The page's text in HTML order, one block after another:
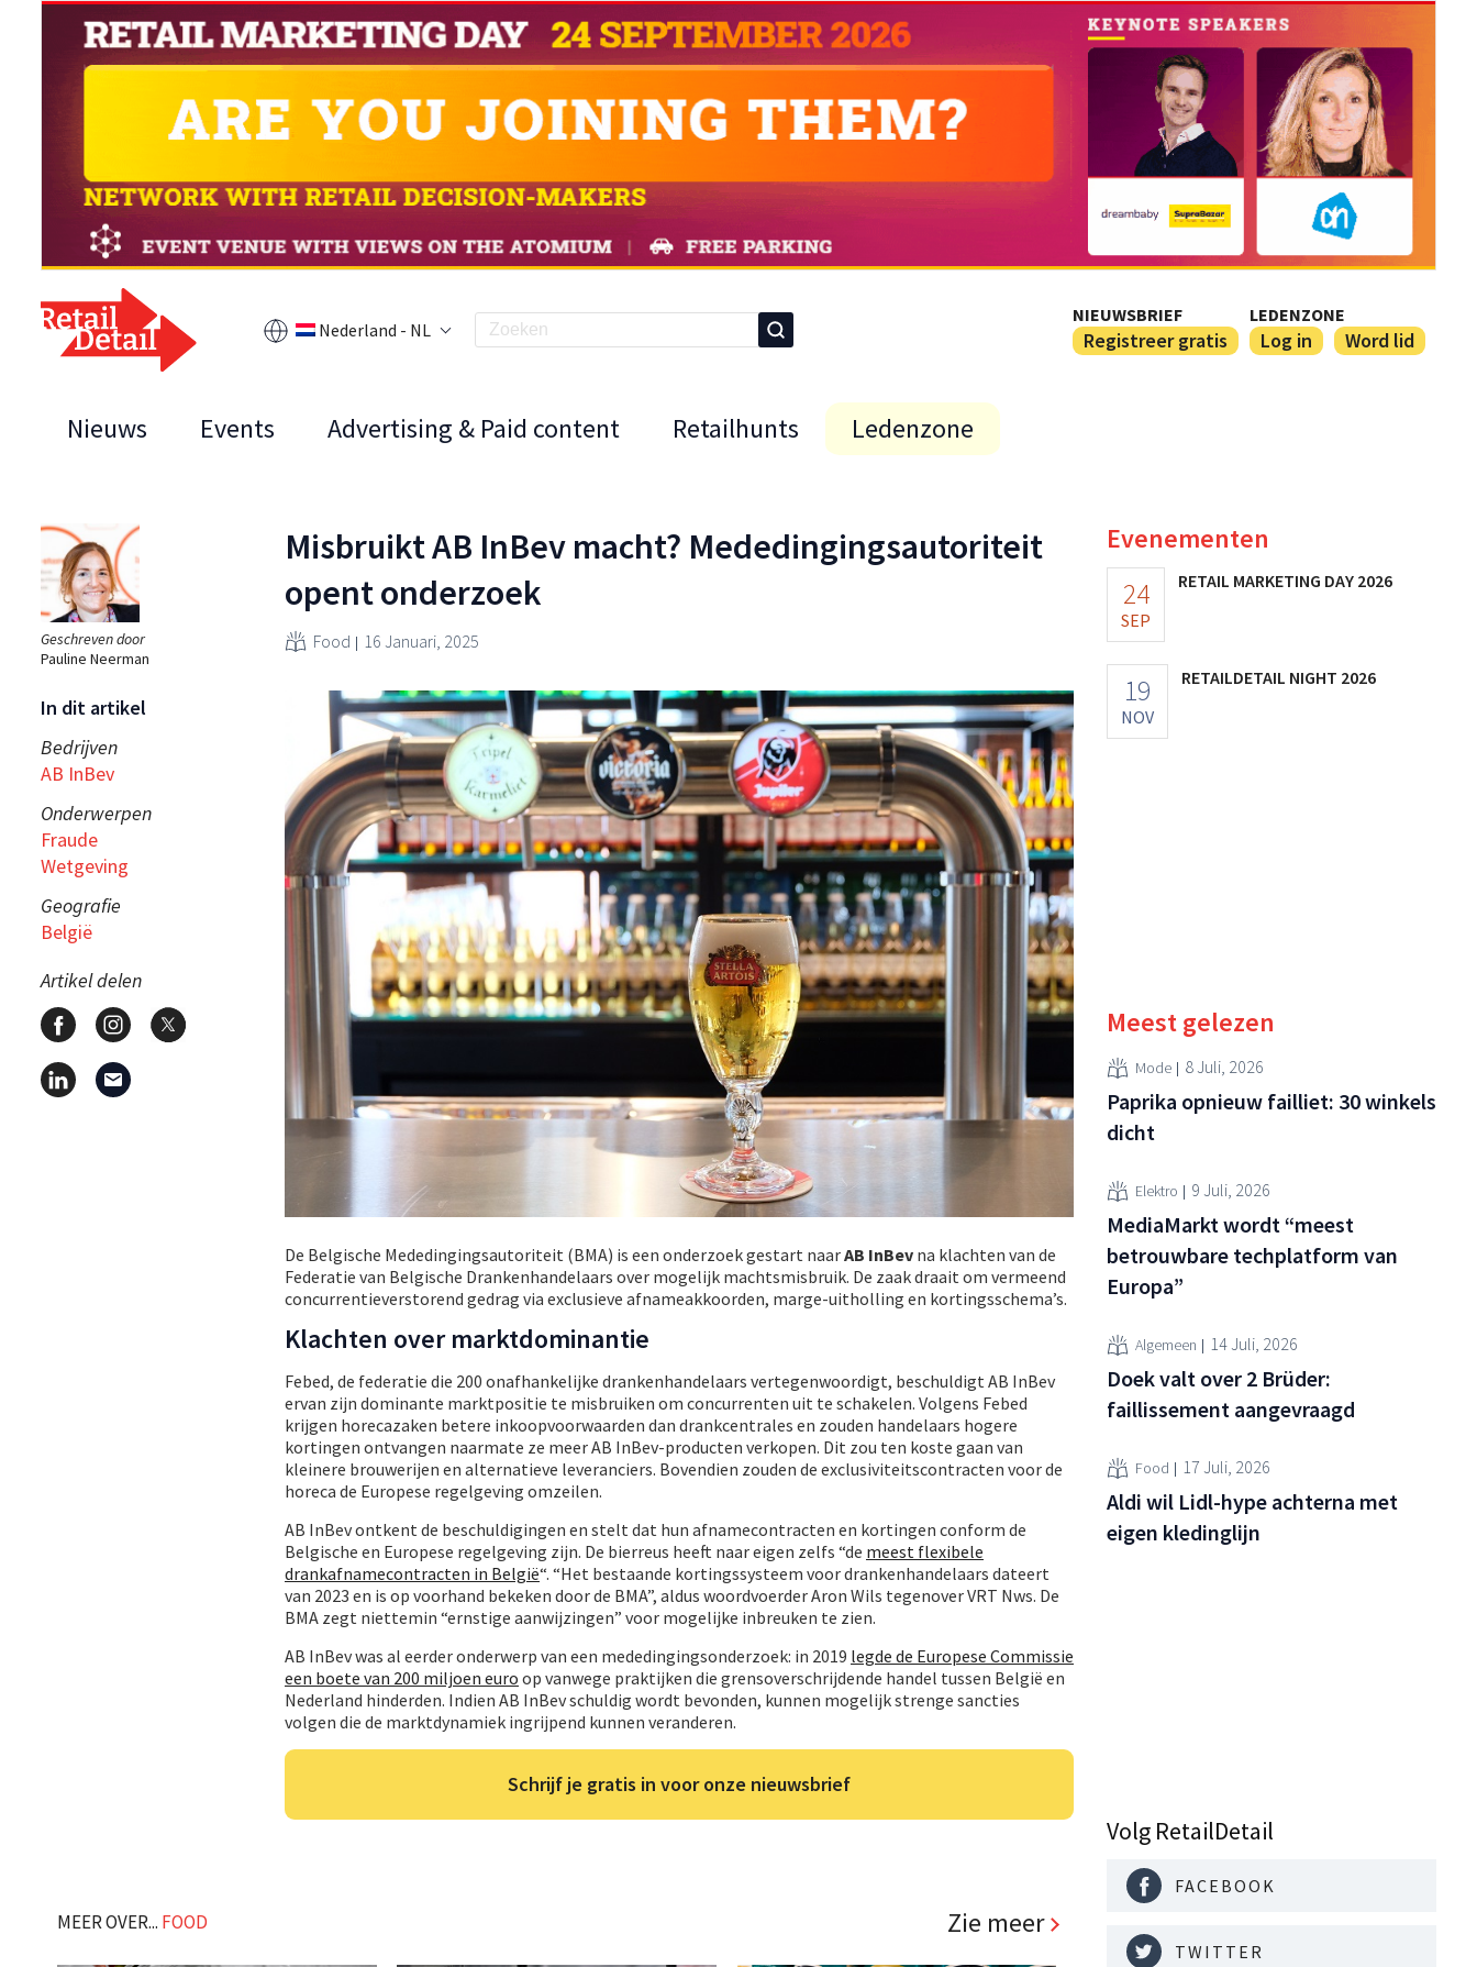
Nederland - NL
NIEUWSBRIEF
Registreer gratis
LEDENZONE
Log in Word lid
Nieuws Events Advertising & Paid content Retailhunts Ledenzone
Geschreven door
Pauline Neerman
In dit artikel
Bedrijven
AB InBev
Onderwerpen
Fraude
Wetgeving
Geografie
België
Artikel delen
Misbruikt AB InBev macht? Mededingingsautoriteit
opent onderzoek
Food 16 Januari, 2025
De Belgische Mededingingsautoriteit (BMA) is een onderzoek gestart naarAB InBev na klachten van de
Federatie van Belgische Drankenhandelaars over mogelijk machtsmisbruik. De zaak draait om vermeend
concurrentieverstorend gedrag via exclusieve afnameakkoorden, marge-uitholling en kortingsschema’s.
Klachten over marktdominantie
Febed, de federatie die 200 onafhankelijke drankenhandelaars vertegenwoordigt, beschuldigt AB InBev
ervan zijn dominante marktpositie te misbruiken om concurrenten uit te schakelen. Volgens Febed
krijgen horecazaken betere inkoopvoorwaarden dan drankcentrales en zouden handelaars hogere
kortingen ontvangen naarmate ze meer AB InBev-producten verkopen. Dit zou ten koste gaan van
kleinere brouwerijen en alternatieve leveranciers. Bovendien zouden de exclusiviteitscontracten voor de
horeca de Europese regelgeving omzeilen.
AB InBev ontkent de beschuldigingen en stelt dat hun afnamecontracten en kortingen conform de
Belgische en Europese regelgeving zijn. De bierreus heeft naar eigen zelfs “de meest flexibele
drankafnamecontracten in België“. “Het bestaande kortingssysteem voor drankenhandelaars dateert
van 2023 en is op voorhand bekeken door de BMA”, aldus woordvoerder Aron Wils tegenover VRT Nws. De
BMA zegt niettemin “ernstige aanwijzingen” voor mogelijke inbreuken te zien.
AB InBev was al eerder onderwerp van een mededingingsonderzoek: in 2019 legde de Europese Commissie
een boete van 200 miljoen euro op vanwege praktijken die grensoverschrijdende handel tussen België en
Nederland hinderden. Indien AB InBev schuldig wordt bevonden, kunnen mogelijk strenge sancties
volgen die de marktdynamiek ingrijpend kunnen veranderen.
Schrijf je gratis in voor onze nieuwsbrief
MEER OVER... FOOD Zie meer
Evenementen
24
SEP
RETAIL MARKETING DAY 2026
19
NOV
RETAILDETAIL NIGHT 2026
Meest gelezen
Mode 8 Juli, 2026
Paprika opnieuw failliet: 30 winkels
dicht
Elektro 9 Juli, 2026
MediaMarkt wordt “meest
betrouwbare techplatform van
Europa”
Algemeen 14 Juli, 2026
Doek valt over 2 Brüder:
faillissement aangevraagd
Food 17 Juli, 2026
Aldi wil Lidl-hype achterna met
eigen kledinglijn
Volg RetailDetail
FACEBOOK
TWITTER